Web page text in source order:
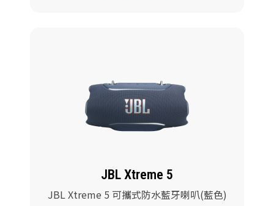
JBL Xtreme 5
JBL Xtreme 5 可攜式防水藍牙喇叭(藍色)